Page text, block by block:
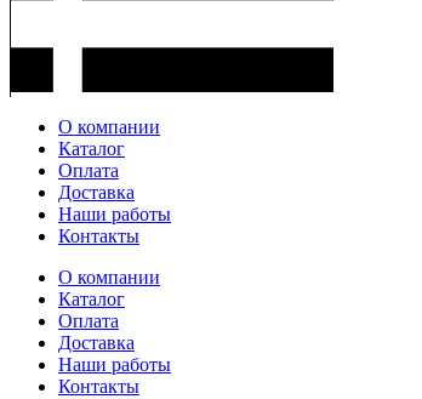
О компании
Каталог
Оплата
Доставка
Наши работы
Контакты
О компании
Каталог
Оплата
Доставка
Наши работы
Контакты